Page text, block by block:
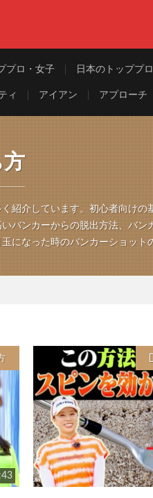
プロ・女子 日本のトッププ
ィ アイアン アプローチ
紹介しています。初心者向けの
バンカーからの脱出方法、バン
になった時のバンカーショット